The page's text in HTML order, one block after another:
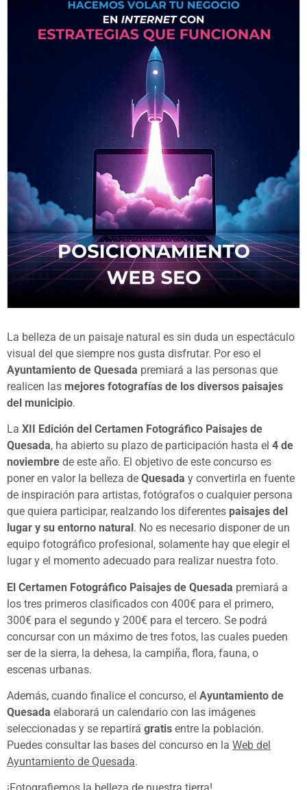
La belleza de un paisaje natural es sin duda un espectáculo
visual del que siempre nos gusta disfrutar. Por eso el
Ayuntamiento de Quesada premiará a las personas que
realicen las mejores fotografías de los diversos paisajes
del municipio.
La XII Edición del Certamen Fotográfico Paisajes de
Quesada, ha abierto su plazo de participación hasta el 4 de
noviembre de este año. El objetivo de este concurso es
poner en valor la belleza de Quesada y convertirla en fuente
de inspiración para artistas, fotógrafos o cualquier persona
que quiera participar, realzando los diferentes paisajes del
lugar y su entorno natural. No es necesario disponer de un
equipo fotográfico profesional, solamente hay que elegir el
lugar y el momento adecuado para realizar nuestra foto.
El Certamen Fotográfico Paisajes de Quesada premiará a
los tres primeros clasificados con 400€ para el primero,
300€ para el segundo y 200€ para el tercero. Se podrá
concursar con un máximo de tres fotos, las cuales pueden
ser de la sierra, la dehesa, la campiña, flora, fauna, o
escenas urbanas.
Además, cuando finalice el concurso, el Ayuntamiento de
Quesada elaborará un calendario con las imágenes
seleccionadas y se repartirá gratis entre la población.
Puedes consultar las bases del concurso en la Web del
Ayuntamiento de Quesada.